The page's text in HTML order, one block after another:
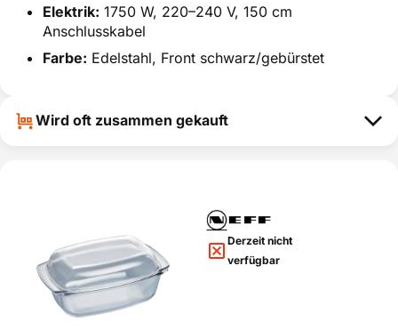
Elektrik: 1750 W, 220–240 V, 150 cm
Anschlusskabel
Farbe: Edelstahl, Front schwarz/gebürstet
Wird oft zusammen gekauft
Derzeit nicht
verfügbar